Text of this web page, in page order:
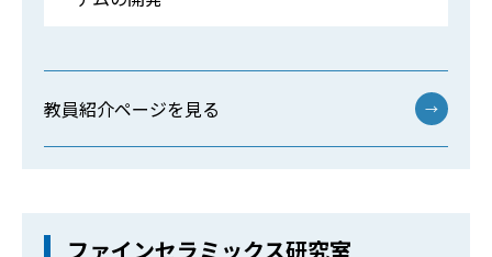
教員紹介ページを見る →
ファインセラミックス研究室